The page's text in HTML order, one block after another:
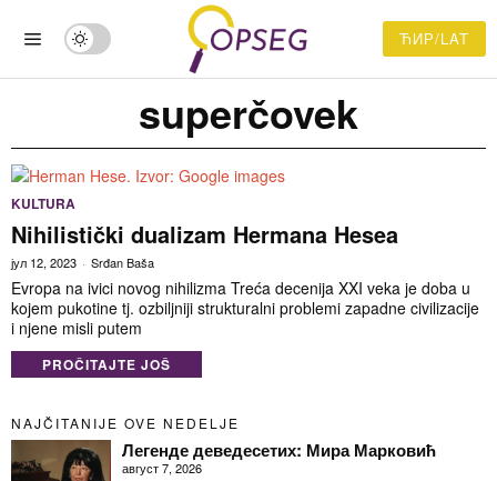
ЋИР/LAT
superčovek
KULTURA
Nihilistički dualizam Hermana Hesea
јул 12, 2023 Srđan Baša
Evropa na ivici novog nihilizma Treća decenija XXI veka je doba u
kojem pukotine tj. ozbiljniji strukturalni problemi zapadne civilizacije
i njene misli putem
PROČITAJTE JOŠ
NAJČITANIJE OVE NEDELJE
Легенде деведесетих: Мира Марковић
август 7, 2026